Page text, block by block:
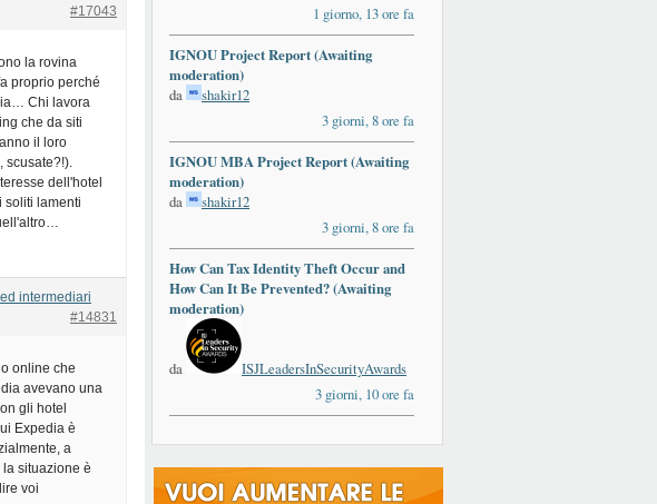
#17043
la rovina
proprio perché
Chi lavora
che da siti
il loro
scusate?!).
dell'hotel
soliti lamenti
ed intermediari
#14831
online che
avevano una
gli hotel
Expedia è
a
situazione è
voi
1 giorno, 13 ore fa
IGNOU Project Report (Awaiting
moderation)
da
shakir12
3 giorni, 8 ore fa
IGNOU MBA Project Report (Awaiting
moderation)
da
shakir12
3 giorni, 8 ore fa
How Can Tax Identity Theft Occur and
How Can It Be Prevented? (Awaiting
moderation)
da
ISJLeadersInSecurityAwards
3 giorni, 10 ore fa